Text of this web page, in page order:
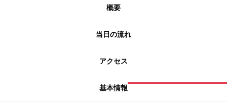
概要
当日の流れ
アクセス
基本情報